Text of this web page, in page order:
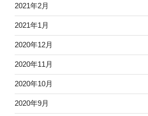
2021年2月
2021年1月
2020年12月
2020年11月
2020年10月
2020年9月